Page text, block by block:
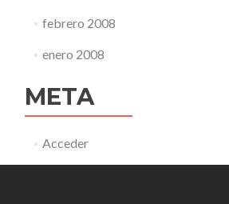
febrero 2008
enero 2008
META
Acceder